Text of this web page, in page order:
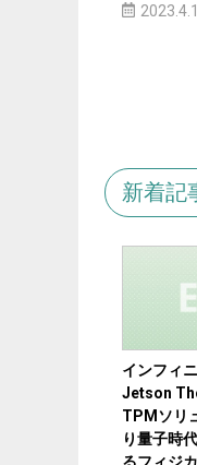
新着記
インフィ
Jetson
TPMソリ
り量子時